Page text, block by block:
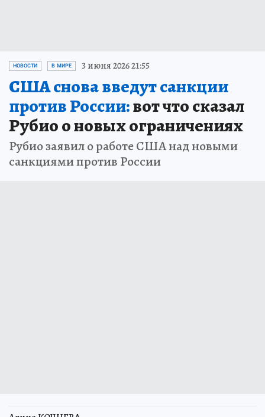
НОВОСТИ В МИРЕ 3 июня 2026 21:55
США снова введут санкции
против России:вот что сказал
Рубио о новых ограничениях
Рубио заявил о работе США над новыми
санкциями против России